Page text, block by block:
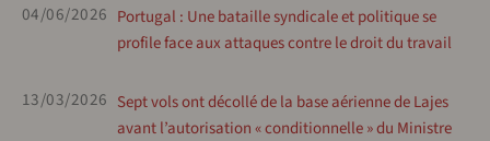
04/06/2026 Portugal : Une bataille syndicale et politique se
profile face aux attaques contre le droit du travail
13/03/2026 Sept vols ont décollé de la base aérienne de Lajes
avant l’autorisation « conditionnelle » du Ministre